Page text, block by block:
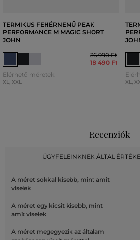
TERMIKUS FEHÉRNEMŰ PEAK
PERFORMANCE M MAGIC SHORT
JOHN
36 990 Ft
18 490 Ft
Elérhető méretek:
XL XXL XL
Recenziók
ÜGYFELEINKNEK ÁLTAL
A méret sokkal kisebb, mint amit
viselek
A méret egy kicsit kisebb, mint
amit viselek
A méret megegyezik az általam